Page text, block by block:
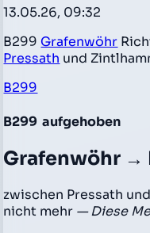
13.05.26, 09:32
B299 Grafenwöhr
Pressath und
B299
B299 aufgehoben
Grafenwöhr →
zwischen Pressath
nicht mehr — Diese